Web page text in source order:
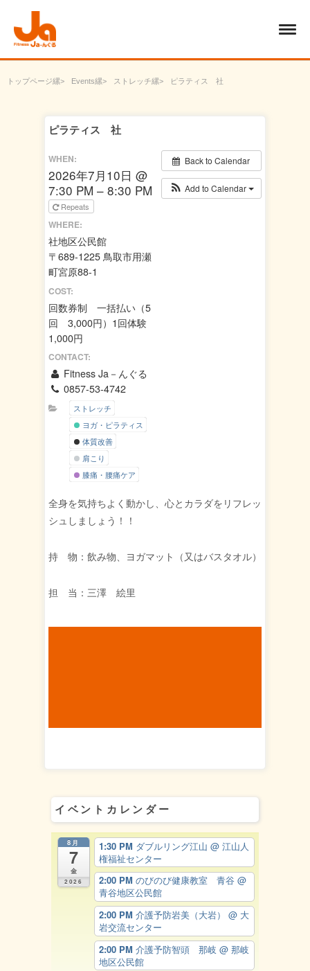
トップページ Events ストレッチ ピラティス 社
ピラティス 社
Back to Calendar
Add to Calendar
WHEN:
2026年7月10日 @
7:30 PM – 8:30 PM
Repeats
WHERE:
社地区公民館
〒689-1225 鳥取市用瀬
町宮原88-1
COST:
回数券制 一括払い（5
回 3,000円）1回体験
1,000円
CONTACT:
Fitness Ja－んぐる
0857-53-4742
ストレッチ
ヨガ・ピラティス
体質改善
肩こり
膝痛・腰痛ケア
全身を気持ちよく動かし、心とカラダをリフレッ
シュしましょう！！
持 物：飲み物、ヨガマット（又はバスタオル）
担 当：三澤 絵里
イベントカレンダー
8月
7
金
2026
1:30 PM ダブルリング江山 @ 江山人
権福祉センター
2:00 PM のびのび健康教室 青谷 @
青谷地区公民館
2:00 PM 介護予防岩美（大岩） @ 大
岩交流センター
2:00 PM 介護予防智頭 那岐 @ 那岐
地区公民館